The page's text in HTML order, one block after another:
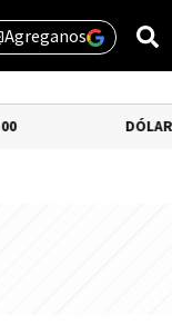
Agreganos
-0.54%